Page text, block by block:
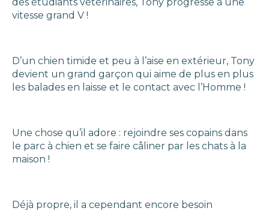
vitesse grand V !
D’un chien timide et peu à l’aise en extérieur, Tony
devient un grand garçon qui aime de plus en plus
les balades en laisse et le contact avec l’Homme !
Une chose qu’il adore : rejoindre ses copains dans
le parc à chien et se faire câliner par les chats à la
maison !
Déjà propre, il a cependant encore besoin